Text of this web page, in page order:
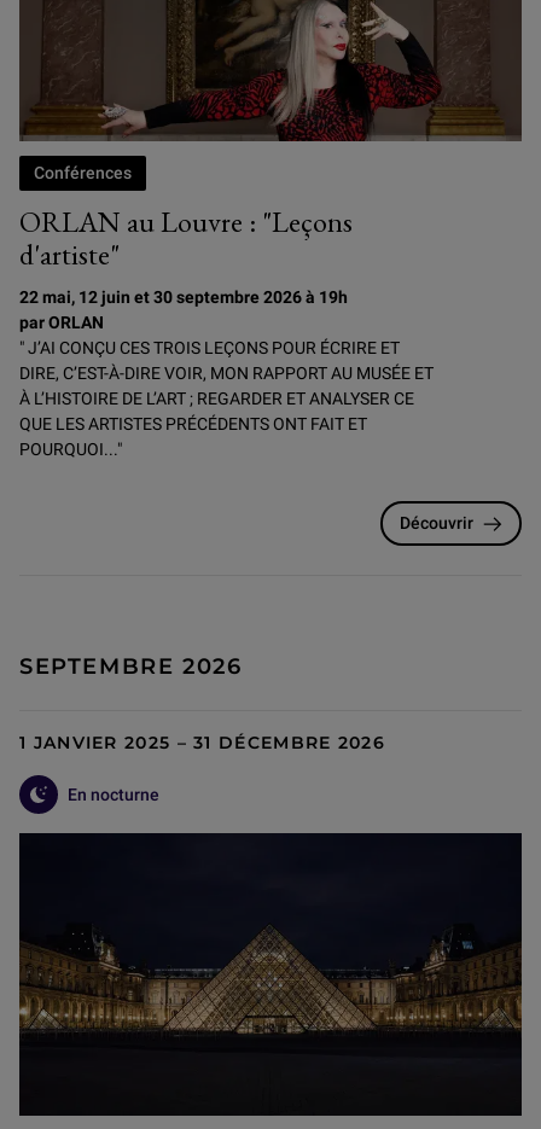
ORLAN au Louvre : "Leçons
d'artiste"
Conférences
22 mai, 12 juin et 30 septembre 2026 à 19h
par ORLAN
" J’AI CONÇU CES TROIS LEÇONS POUR ÉCRIRE ET
DIRE, C’EST-À-DIRE VOIR, MON RAPPORT AU MUSÉE ET
À L’HISTOIRE DE L’ART ; REGARDER ET ANALYSER CE
QUE LES ARTISTES PRÉCÉDENTS ONT FAIT ET
POURQUOI..."
Découvrir
SEPTEMBRE 2026
1 JANVIER 2025 – 31 DÉCEMBRE 2026
En nocturne